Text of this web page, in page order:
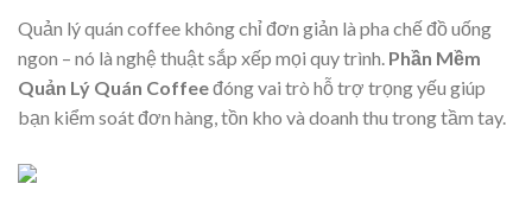
Quản lý quán coffee không chỉ đơn giản là pha chế đồ uống
ngon – nó là nghệ thuật sắp xếp mọi quy trình. Phần Mềm
Quản Lý Quán Coffeeđóng vai trò hỗ trợ trọng yếu giúp
bạn kiểm soát đơn hàng, tồn kho và doanh thu trong tầm tay.